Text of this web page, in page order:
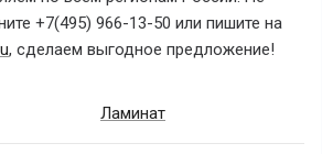
+7(495) 966-13-50 или пишите на
, сделаем выгодное предложение!
Ламинат